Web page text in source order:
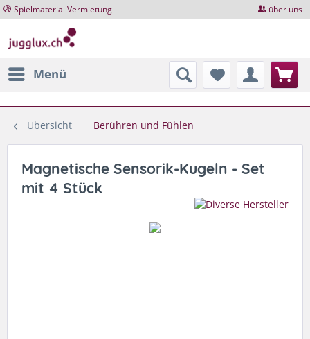
Spielmaterial Vermietung über uns
Menü
Übersicht Berühren und Fühlen
Magnetische Sensorik-Kugeln - Set
mit 4 Stück